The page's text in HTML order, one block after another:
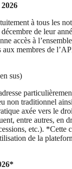
à tous les
de leur
accès à
aux membres de
sus)
non traditionnel
axée vers le
entre autres, en
etc.). *Cette
de la